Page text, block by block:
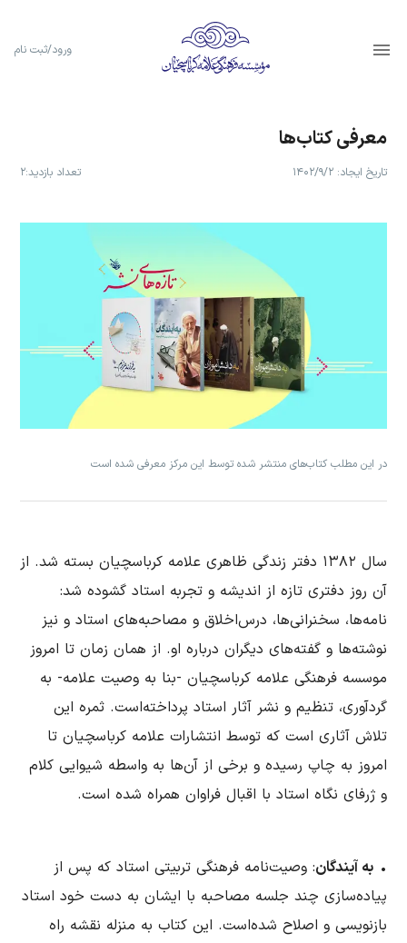
ورود/ثبت نام
معرفی کتاب‌ها
تاریخ ایجاد: ۱۴۰۲/۹/۲ تعداد بازدید:۲
در این مطلب کتاب‌های منتشر شده توسط این مرکز معرفی شده است
سال ۱۳۸۲ دفتر زندگی ظاهری علامه کرباسچیان بسته شد. از
آن روز دفتری تازه از اندیشه و تجربه استاد گشوده شد:
نامه‌ها، سخنرانی‌ها، درس‌اخلاق و مصاحبه‌های استاد و نیز
نوشته‌ها و گفته‌های دیگران درباره او. از همان زمان تا امروز
موسسه فرهنگی علامه کرباسچیان -بنا به وصیت علامه- به
گردآوری، تنظیم و نشر آثار استاد پرداخته‌است. ثمره این
تلاش آثاری است که توسط انتشارات علامه کرباسچیان تا
امروز به چاپ رسیده و برخی از آن‌ها به واسطه شیوایی کلام
و ژرفای نگاه استاد با اقبال فراوان همراه شده است.
• به آیندگان: وصیت‌نامه فرهنگی تربیتی استاد که پس از
پیاده‌‌سازی چند جلسه مصاحبه با ایشان به دست خود استاد
بازنویسی و اصلاح شده‌است. این کتاب به منزله نقشه راه